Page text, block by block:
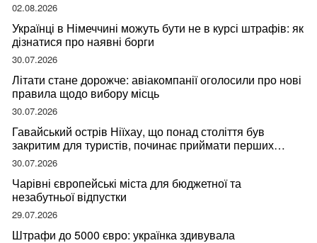
02.08.2026
Українці в Німеччині можуть бути не в курсі штрафів: як
дізнатися про наявні борги
30.07.2026
Літати стане дорожче: авіакомпанії оголосили про нові
правила щодо вибору місць
30.07.2026
Гавайський острів Ніїхау, що понад століття був
закритим для туристів, починає приймати перших
відвідувачів
30.07.2026
Чарівні європейські міста для бюджетної та
незабутньої відпустки
29.07.2026
Штрафи до 5000 євро: українка здивувала